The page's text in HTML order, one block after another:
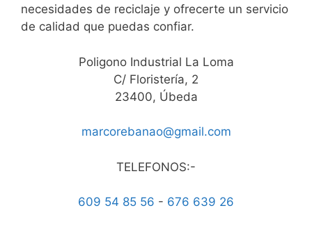
necesidades de reciclaje y ofrecerte un servicio
de calidad que puedas confiar.
Poligono Industrial La Loma
C/ Floristería, 2
23400, Úbeda
marcorebanao@gmail.com
TELEFONOS:-
609 54 85 56 - 676 639 26